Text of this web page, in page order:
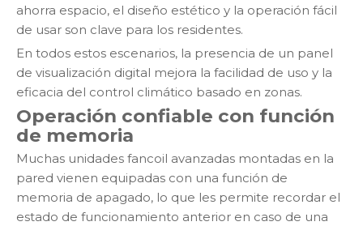
ahorra espacio, el diseño estético y la operación fácil
de usar son clave para los residentes.
En todos estos escenarios, la presencia de un panel
de visualización digital mejora la facilidad de uso y la
eficacia del control climático basado en zonas.
Operación confiable con función
de memoria
Muchas unidades fancoil avanzadas montadas en la
pared vienen equipadas con una función de
memoria de apagado, lo que les permite recordar el
estado de funcionamiento anterior en caso de una